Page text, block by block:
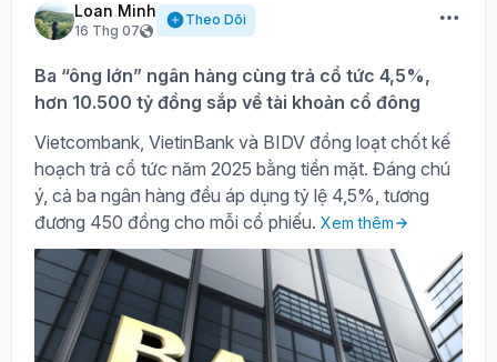
Loan Minh
16 Thg 07
Theo Dõi
Ba “ông lớn” ngân hàng cùng trả cổ tức 4,5%,
hơn 10.500 tỷ đồng sắp về tài khoản cổ đông
Vietcombank, VietinBank và BIDV đồng loạt chốt kế
hoạch trả cổ tức năm 2025 bằng tiền mặt. Đáng chú
ý, cả ba ngân hàng đều áp dụng tỷ lệ 4,5%, tương
đương 450 đồng cho mỗi cổ phiếu. Xem thêm